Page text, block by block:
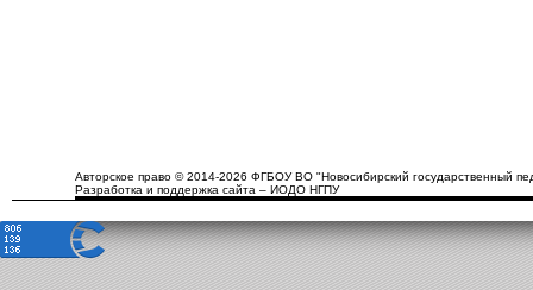
Авторское право © 2014-2026 ФГБОУ ВО "Новосибирский государственный
Разработка и поддержка сайта – ИОДО НГПУ